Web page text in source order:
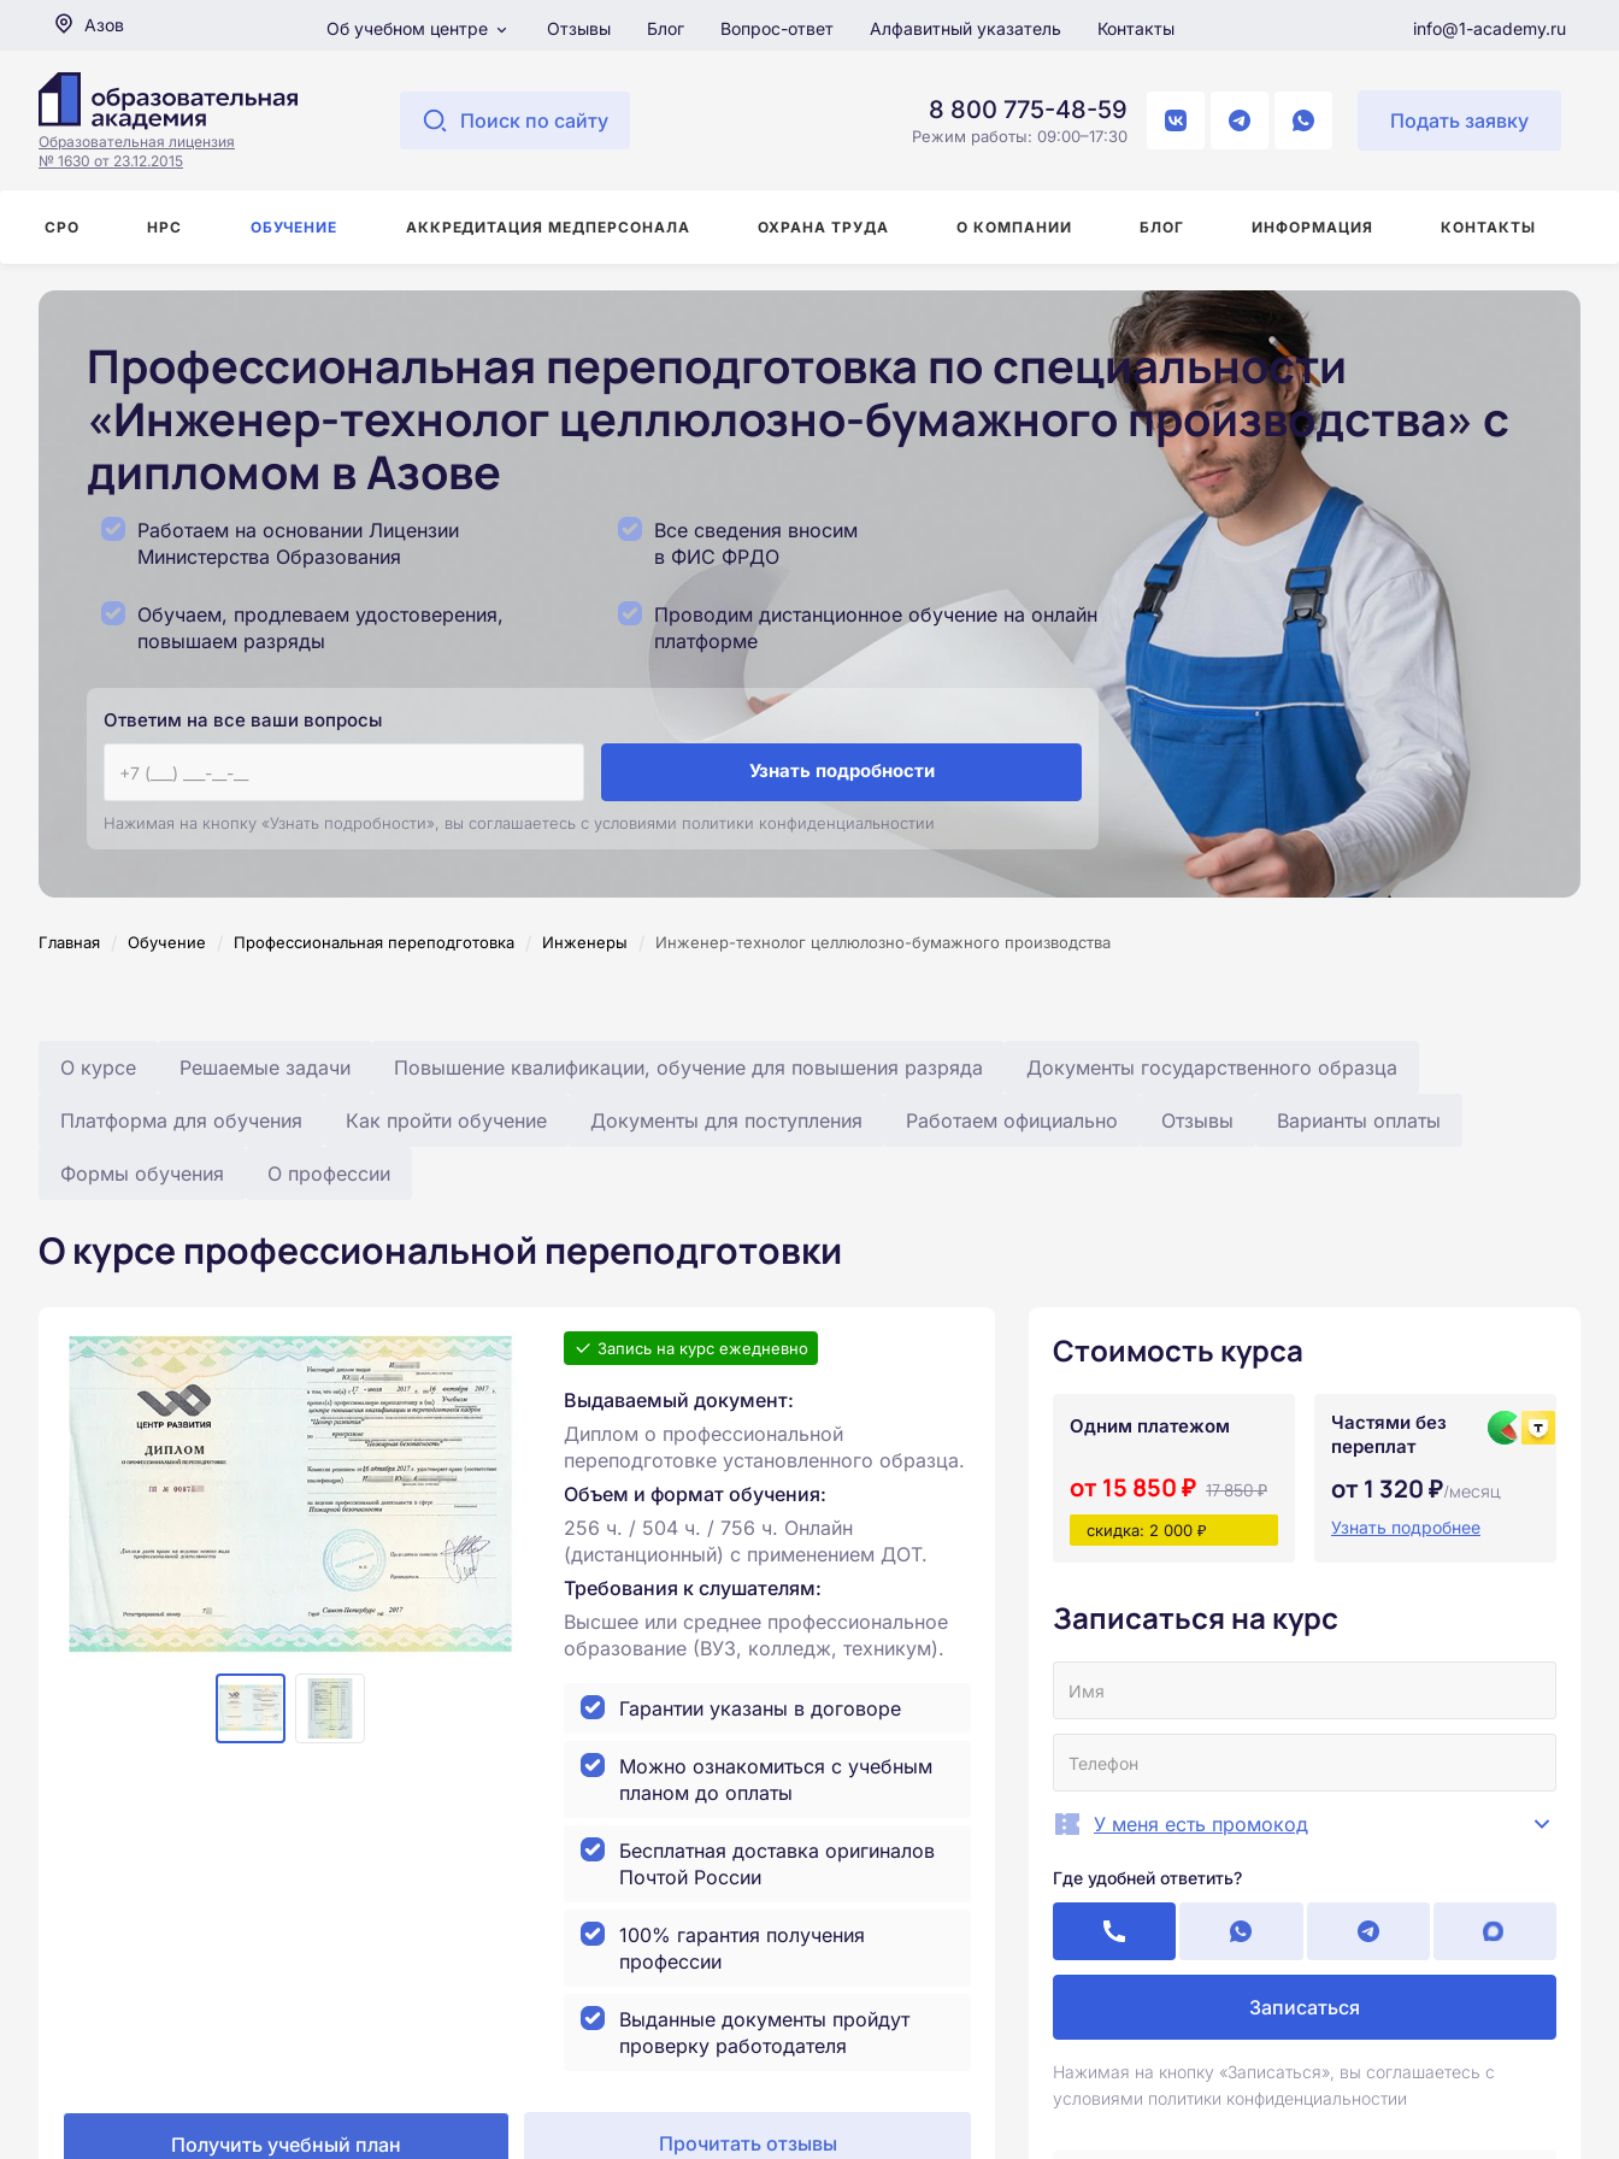
Азов Об учебном центре Отзывы Блог Вопрос-ответ Алфавитный указатель Контакты info@1-academy.ru
Образовательная лицензия
№ 1630 от 23.12.2015
Поиск по сайту 8 800 775-48-59
Режим работы: 09:00–17:30
Подать заявку
СРО НРС ОБУЧЕНИЕ АККРЕДИТАЦИЯ МЕДПЕРСОНАЛА ОХРАНА ТРУДА О КОМПАНИИ БЛОГ ИНФОРМАЦИЯ КОНТАКТЫ
Профессиональная переподготовка по специальности
«Инженер-технолог целлюлозно-бумажного производства» с
дипломом в Азове
Работаем на основании Лицензии
Министерства Образования
Все сведения вносим
в ФИС ФРДО
Обучаем, продлеваем удостоверения,
повышаем разряды
Проводим дистанционное обучение на онлайн
платформе
Ответим на все ваши вопросы
Узнать подробности
Нажимая на кнопку «Узнать подробности», вы соглашаетесь с условиями политики конфиденциальностии
Главная / Обучение / Профессиональная переподготовка / Инженеры / Инженер-технолог целлюлозно-бумажного производства
О курсе Решаемые задачи Повышение квалификации, обучение для повышения разряда Документы государственного образца
Платформа для обучения Как пройти обучение Документы для поступления Работаем официально Отзывы Варианты оплаты
Формы обучения О профессии
О курсе профессиональной переподготовки
Запись на курс ежедневно
Выдаваемый документ:
Диплом о профессиональной
переподготовке установленного образца.
Объем и формат обучения:
256 ч. / 504 ч. / 756 ч. Онлайн
(дистанционный) с применением ДОТ.
Требования к слушателям:
Высшее или среднее профессиональное
образование (ВУЗ, колледж, техникум).
Гарантии указаны в договоре
Можно ознакомиться с учебным
планом до оплаты
Бесплатная доставка оригиналов
Почтой России
100% гарантия получения
профессии
Выданные документы пройдут
проверку работодателя
Получить учебный план Прочитать отзывы
Стоимость курса
Одним платежом
от 15 850 ₽ 17 850 ₽
скидка: 2 000 ₽
Частями без
переплат
от 1 320 ₽/месяц
Узнать подробнее
Записаться на курс
У меня есть промокод
Где удобней ответить?
Записаться
Нажимая на кнопку «Записаться», вы соглашаетесь с
условиями политики конфиденциальностии